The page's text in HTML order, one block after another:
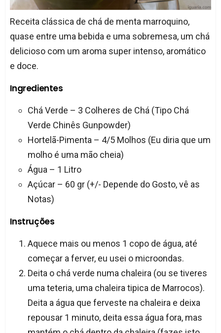
Receita clássica de chá de menta marroquino,
quase entre uma bebida e uma sobremesa, um chá
delicioso com um aroma super intenso, aromático
e doce.
Ingredientes
Chá Verde – 3 Colheres de Chá (Tipo Chá
Verde Chinês Gunpowder)
Hortelã-Pimenta – 4/5 Molhos (Eu diria que um
molho é uma mão cheia)
Água – 1 Litro
Açúcar – 60 gr (+/- Depende do Gosto, vê as
Notas)
Instruções
Aquece mais ou menos 1 copo de água, até
começar a ferver, eu usei o microondas.
Deita o chá verde numa chaleira (ou se tiveres
uma teteria, uma chaleira tipica de Marrocos).
Deita a água que ferveste na chaleira e deixa
repousar 1 minuto, deita essa água fora, mas